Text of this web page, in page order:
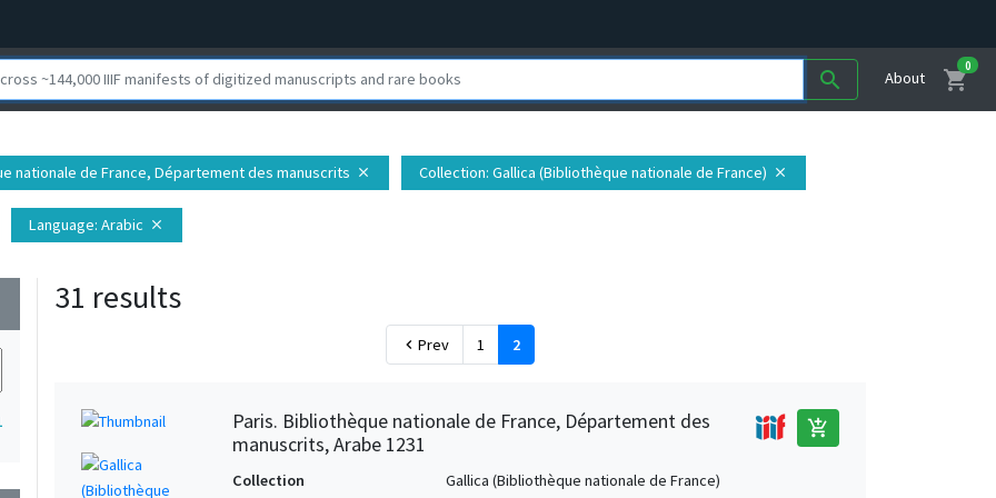
search About shopping_cart
0
nationale de France, Département des manuscrits close Collection: Gallica (Bibliothèque nationale de France) close
Language: Arabic close
31 results
chevron_left Prev 1 2
Paris. Bibliothèque nationale de France, Département des
manuscrits, Arabe 1231
add_shopping_cart
Collection
Gallica (Bibliothèque nationale de France)